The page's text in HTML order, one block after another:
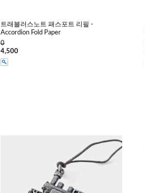
트래블러스노트 패스포트 리필 -
Accordion Fold Paper
0
4,500